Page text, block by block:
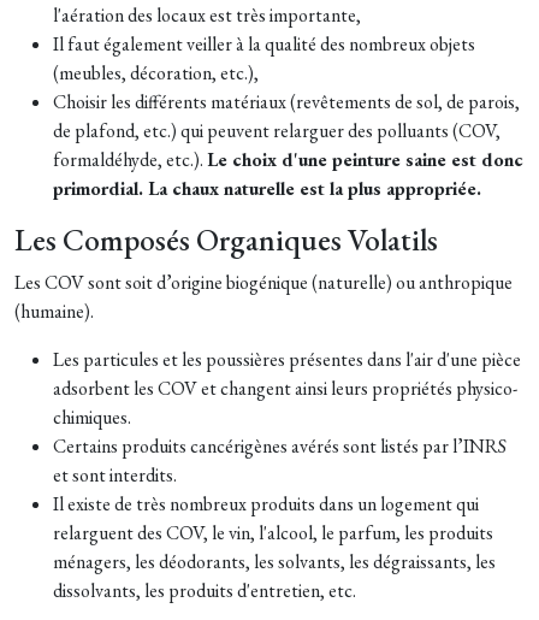
l'aération des locaux est très importante,
Il faut également veiller à la qualité des nombreux objets
(meubles, décoration, etc.),
Choisir les différents matériaux (revêtements de sol, de parois,
de plafond, etc.) qui peuvent relarguer des polluants (COV,
formaldéhyde, etc.).Le choix d'une peinture saine est donc
primordial. La chaux naturelle est la plus appropriée.
Les Composés Organiques Volatils
Les COV sont soit d’origine biogénique (naturelle) ou anthropique
(humaine).
Les particules et les poussières présentes dans l'air d'une pièce
adsorbent les COV et changent ainsi leurs propriétés physico-
chimiques.
Certains produits cancérigènes avérés sont listés par l’INRS
et sont interdits.
Il existe de très nombreux produits dans un logement qui
relarguent des COV, le vin, l'alcool, le parfum, les produits
ménagers, les déodorants, les solvants, les dégraissants, les
dissolvants, les produits d'entretien, etc.